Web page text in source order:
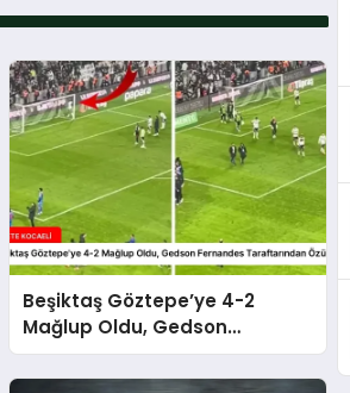
Beşiktaş Göztepe’ye 4-2
Mağlup Oldu, Gedson
Fernandes Taraftarından
Özür Diledi